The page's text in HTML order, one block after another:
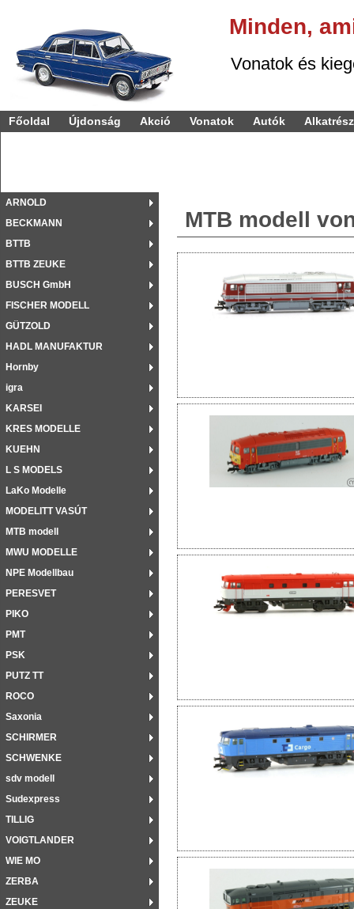
Minden,
Vonatok és
Főoldal Újdonság Akció Vonatok Autók
ARNOLD
BECKMANN
BTTB
BTTB ZEUKE
BUSCH GmbH
FISCHER MODELL
GÜTZOLD
HADL MANUFAKTUR
Hornby
igra
KARSEI
KRES MODELLE
KUEHN
L S MODELS
LaKo Modelle
MODELITT VASÚT
MTB modell
MWU MODELLE
NPE Modellbau
PERESVET
PIKO
PMT
PSK
PUTZ TT
ROCO
Saxonia
SCHIRMER
SCHWENKE
sdv modell
Sudexpress
TILLIG
VOIGTLANDER
WIE MO
ZERBA
ZEUKE
MTB modell